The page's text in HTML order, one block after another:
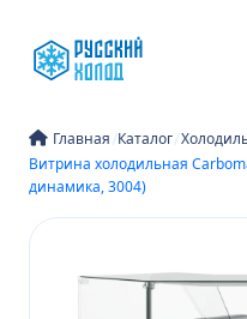
содержимому
Главная/Каталог/
Витрина холодильная
динамика, 3004)